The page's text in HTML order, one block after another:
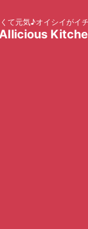
て元気♪オイシイがイ